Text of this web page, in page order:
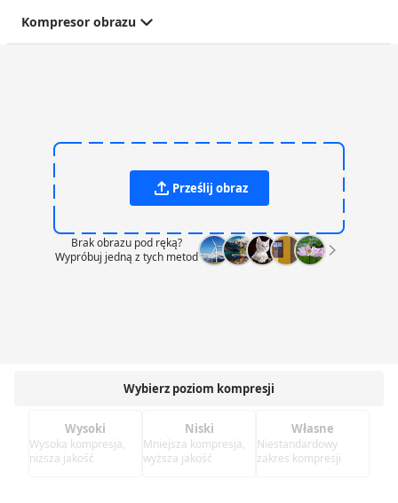
Kompresor obrazu
Wybierz poziom kompresji
Wysoki
Wysoka kompresja,
niższa jakość
Niski
Mniejsza kompresja,
wyższa jakość
Własne
Niestandardowy
zakres kompresji
Prześlij obraz
Brak obrazu pod ręką?
Wypróbuj jedną z tych metod